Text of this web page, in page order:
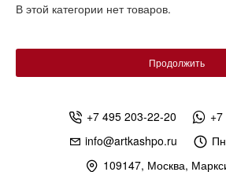
В этой категории нет товаров.
Продолжить
+7 495 203-22-20
info@artkashpo.ru
109147, Москва,